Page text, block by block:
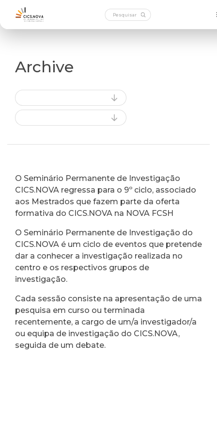
Archive
O Seminário Permanente de Investigação
CICS.NOVA regressa para o 9º ciclo, associado
aos Mestrados que fazem parte da oferta
formativa do CICS.NOVA na NOVA FCSH
O Seminário Permanente de Investigação do
CICS.NOVA é um ciclo de eventos que pretende
dar a conhecer a investigação realizada no
centro e os respectivos grupos de
investigação.
Cada sessão consiste na apresentação de uma
pesquisa em curso ou terminada
recentemente, a cargo de um/a investigador/a
ou equipa de investigação do CICS.NOVA,
seguida de um debate.